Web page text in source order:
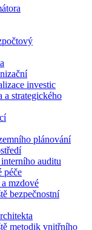
investic
a strategického
plánování
auditu
péče
mzdové
bezpečnostní
metodik vnitřního